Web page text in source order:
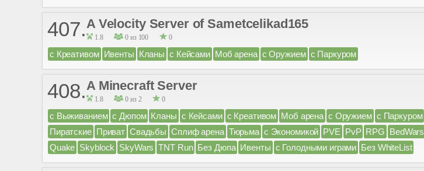
407.A Velocity Server of Sametcelikad165
1.8 0 из 100 0
с Креативом Ивенты Кланы с Кейсами Моб арена с Оружием с Паркуром
408.A Minecraft Server
1.8 0 из 2 0
с Выживанием с Дюпом Кланы с Кейсами с Креативом Моб арена с Оружием с Паркуром
Пиратские Приват Свадьбы Сплиф арена Тюрьма с Экономикой PVE PvP RPG BedWars
Quake Skyblock SkyWars TNT Run Без Дюпа Ивенты с Голодными играми Без WhiteList